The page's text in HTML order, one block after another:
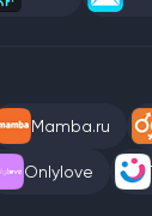
Mamba.ru
Onlylove